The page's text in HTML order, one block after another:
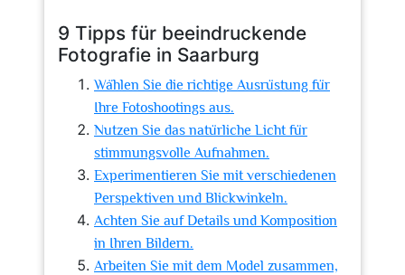
9 Tipps für beeindruckende
Fotografie in Saarburg
Wählen Sie die richtige Ausrüstung für
Ihre Fotoshootings aus.
Nutzen Sie das natürliche Licht für
stimmungsvolle Aufnahmen.
Experimentieren Sie mit verschiedenen
Perspektiven und Blickwinkeln.
Achten Sie auf Details und Komposition
in Ihren Bildern.
Arbeiten Sie mit dem Model zusammen,